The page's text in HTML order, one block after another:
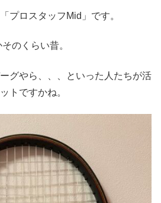
プロスタッフMid」です。
のくらい昔。
グやら、、、といった人たちが活
トですかね。